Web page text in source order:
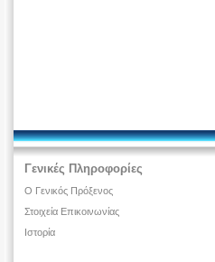
Γενικές Πληροφορίες
Ο Γενικός Πρόξενος
Στοιχεία Επικοινωνίας
Ιστορία